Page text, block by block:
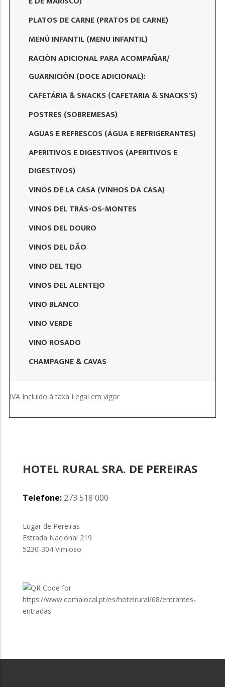
PLATOS DE CARNE (PRATOS DE CARNE)
MENÚ INFANTIL (MENU INFANTIL)
RACIÓN ADICIONAL PARA ACOMPAÑAR/
GUARNICIÓN (DOCE ADICIONAL):
CAFETÁRIA & SNACKS (CAFETARIA & SNACKS'S)
POSTRES (SOBREMESAS)
AGUAS E REFRESCOS (ÁGUA E REFRIGERANTES)
APERITIVOS E DIGESTIVOS (APERITIVOS E
DIGESTIVOS)
VINOS DE LA CASA (VINHOS DA CASA)
VINOS DEL TRÁS-OS-MONTES
VINOS DEL DOURO
VINOS DEL DÃO
VINO DEL TEJO
VINOS DEL ALENTEJO
VINO BLANCO
VINO VERDE
VINO ROSADO
CHAMPAGNE & CAVAS
IVA Incluído à taxa Legal em vigor
HOTEL RURAL SRA. DE PEREIRAS
Telefone: 273 518 000
Lugar de Pereiras
Estrada Nacional 219
5230-304 Vimioso